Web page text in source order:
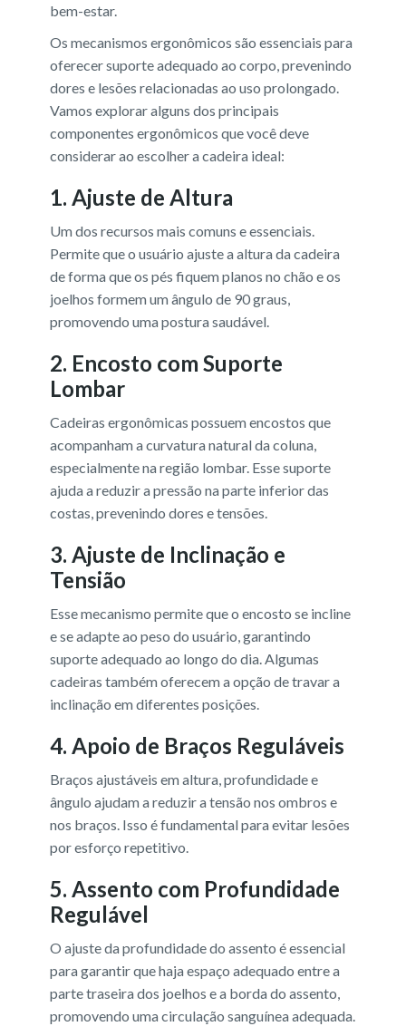
bem-estar.
Os mecanismos ergonômicos são essenciais para
oferecer suporte adequado ao corpo, prevenindo
dores e lesões relacionadas ao uso prolongado.
Vamos explorar alguns dos principais
componentes ergonômicos que você deve
considerar ao escolher a cadeira ideal:
1. Ajuste de Altura
Um dos recursos mais comuns e essenciais.
Permite que o usuário ajuste a altura da cadeira
de forma que os pés fiquem planos no chão e os
joelhos formem um ângulo de 90 graus,
promovendo uma postura saudável.
2. Encosto com Suporte
Lombar
Cadeiras ergonômicas possuem encostos que
acompanham a curvatura natural da coluna,
especialmente na região lombar. Esse suporte
ajuda a reduzir a pressão na parte inferior das
costas, prevenindo dores e tensões.
3. Ajuste de Inclinação e
Tensião
Esse mecanismo permite que o encosto se incline
e se adapte ao peso do usuário, garantindo
suporte adequado ao longo do dia. Algumas
cadeiras também oferecem a opção de travar a
inclinação em diferentes posições.
4. Apoio de Braços Reguláveis
Braços ajustáveis em altura, profundidade e
ângulo ajudam a reduzir a tensão nos ombros e
nos braços. Isso é fundamental para evitar lesões
por esforço repetitivo.
5. Assento com Profundidade
Regulável
O ajuste da profundidade do assento é essencial
para garantir que haja espaço adequado entre a
parte traseira dos joelhos e a borda do assento,
promovendo uma circulação sanguínea adequada.